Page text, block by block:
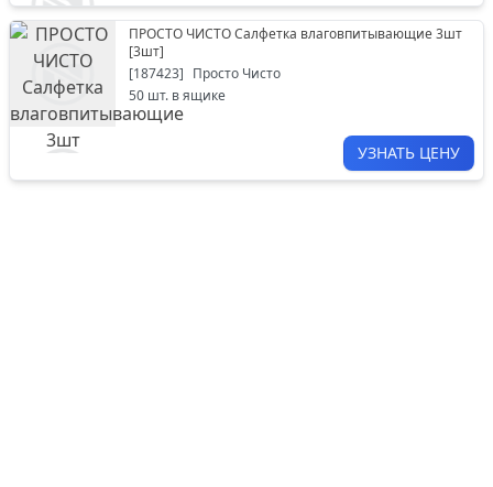
ПРОСТО ЧИСТО Салфетка влаговпитывающие 3шт
[3шт]
[187423] Просто Чисто
50 шт. в ящике
УЗНАТЬ ЦЕНУ